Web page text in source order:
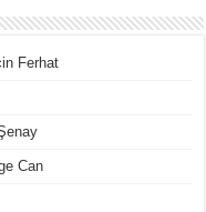
Ferhat
Can